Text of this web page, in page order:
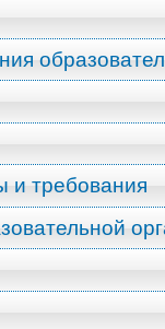
и требования